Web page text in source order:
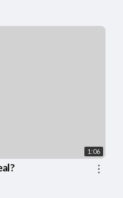
1:06
?